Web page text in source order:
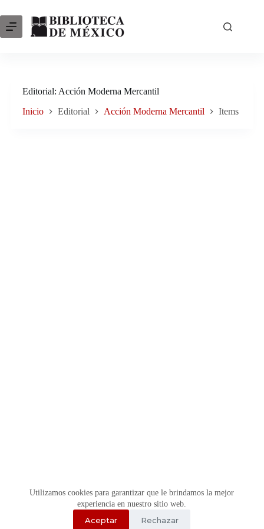
al
contenido
Utilizamos cookies para garantizar que le brindamos la mejor
experiencia en nuestro sitio web.
Aceptar Rechazar
Editorial Acción Moderna Mercantil
Inicio Editorial Acción Moderna Mercantil Items